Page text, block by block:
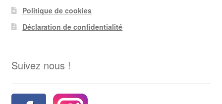
Politique de cookies
Déclaration de confidentialité
Suivez nous !